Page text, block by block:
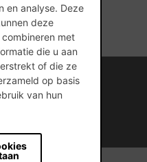
en analyse. Deze
deze
met
die u aan
of die ze
op basis
van hun
en ervaring